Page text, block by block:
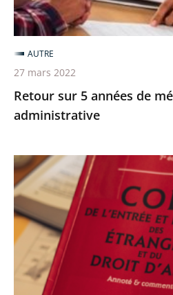
Retour sur 5 années de
administrative
AUTRE
27 mars 2022
Retrait
du
statut
de
réfugié
condamné
pour